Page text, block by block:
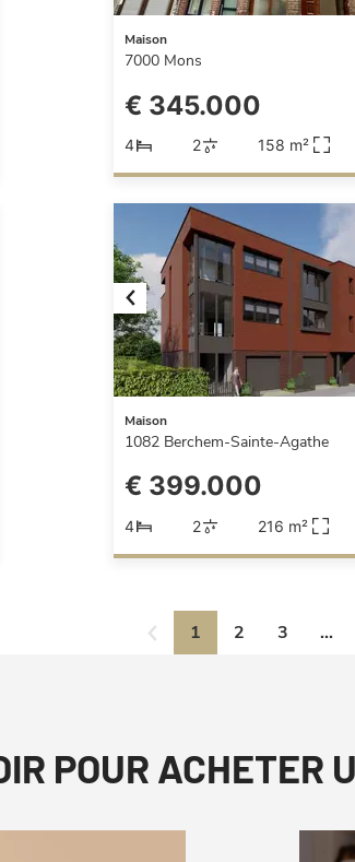
Maison
7000 Mons
€ 345.000
4 2 158 m²
Previous
Maison
1082 Berchem-Sainte-Agathe
€ 399.000
4 2 216 m²
1 2 3 ...
POUR ACHETER